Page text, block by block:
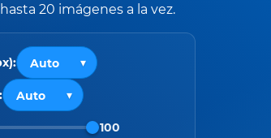
20 imágenes a la vez.
100